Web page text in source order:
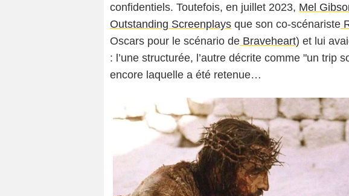
confidentiels. Toutefois, en juillet 2023, Mel
Outstanding Screenplays que son co-scénariste
Oscars pour le scénario de Braveheart) et lui
: l’une structurée, l’autre décrite comme "un trip
encore laquelle a été retenue…